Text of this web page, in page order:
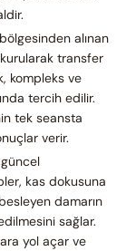
alınan
transfer
kompleks ve
tercih edilir.
tek seansta
verir.
kas dokusuna
damarın
sağlar.
yol açar ve